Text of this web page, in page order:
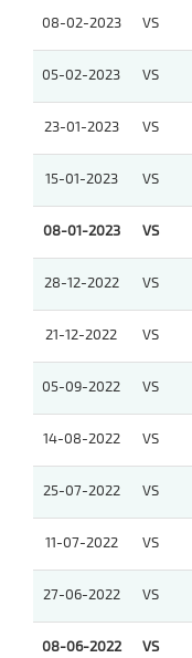
08-02-2023 VS
05-02-2023 VS
23-01-2023 VS
15-01-2023 VS
08-01-2023 VS
28-12-2022 VS
21-12-2022 VS
05-09-2022 VS
14-08-2022 VS
25-07-2022 VS
11-07-2022 VS
27-06-2022 VS
08-06-2022 VS